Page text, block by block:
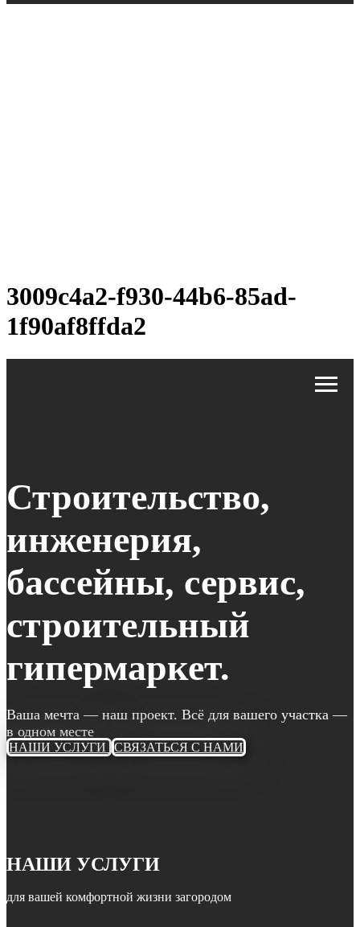
3009c4a2-f930-44b6-85ad-
1f90af8ffda2
Строительство,
инженерия,
бассейны, сервис,
строительный
гипермаркет.
Ваша мечта — наш проект. Всё для вашего участка —
в одном месте
НАШИ УСЛУГИ СВЯЗАТЬСЯ С НАМИ
НАШИ УСЛУГИ
для вашей комфортной жизни загородом